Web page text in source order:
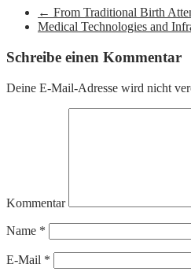
← From Traditional Birth
Medical Technologies and
Schreibe einen Kommentar
Deine E-Mail-Adresse wird nicht
Kommentar
Name *
E-Mail *